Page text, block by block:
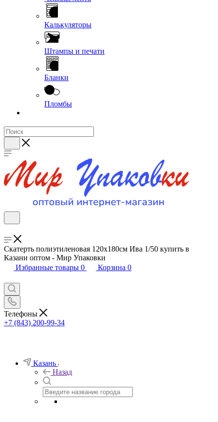
Калькуляторы
Штампы и печати
Бланки
Пломбы
Скатерть полиэтиленовая 120х180см Ива 1/50 купить в
Казани оптом - Мир Упаковки
Избранные товары 0 Корзина 0
Телефоны
+7 (843) 200-99-34
Казань
Назад